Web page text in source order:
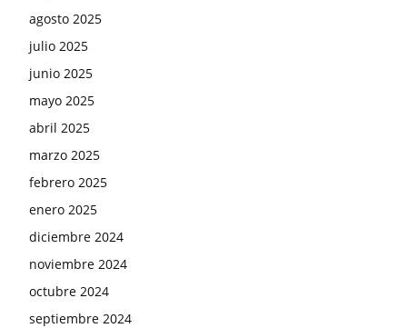
agosto 2025
julio 2025
junio 2025
mayo 2025
abril 2025
marzo 2025
febrero 2025
enero 2025
diciembre 2024
noviembre 2024
octubre 2024
septiembre 2024